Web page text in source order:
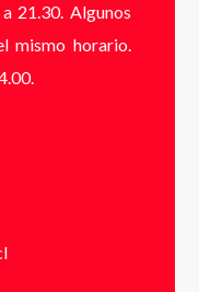
21.30. Algunos
mismo horario.